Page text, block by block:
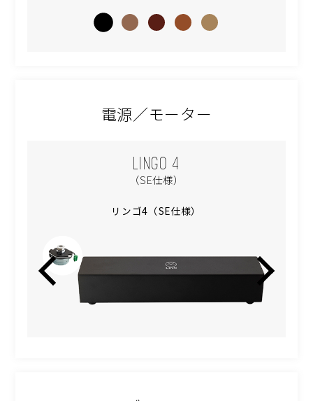
電源／モーター
LINGO 4
（SE仕様）
リンゴ4（SE仕様）